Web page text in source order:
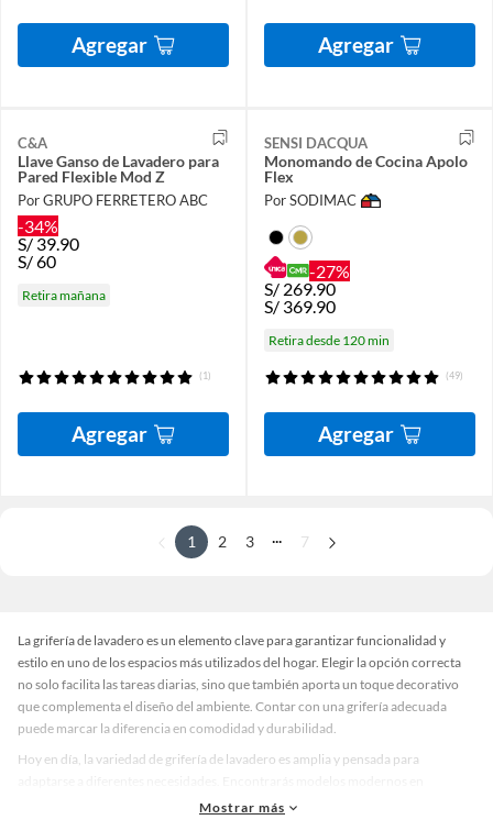
Agregar Agregar
C&A
Llave Ganso de Lavadero para
Pared Flexible Mod Z
Por GRUPO FERRETERO ABC
-34%
S/39.90
S/60
Retira mañana
(1)
Agregar
SENSI DACQUA
Monomando de Cocina Apolo
Flex
Por SODIMAC
-27%
S/ 269.90
S/ 369.90
Retira desde 120 min
(49)
Agregar
1 2 3 ... 7
La grifería de lavadero es un elemento clave para garantizar funcionalidad y
estilo en uno de los espacios más utilizados del hogar. Elegir la opción correcta
no solo facilita las tareas diarias, sino que también aporta un toque decorativo
que complementa el diseño del ambiente. Contar con una grifería adecuada
puede marcar la diferencia en comodidad y durabilidad.
Hoy en día, la variedad de grifería de lavadero es amplia y pensada para
acabados cromados, opciones clásicas en acero inoxidable y diseños
Mostrar más